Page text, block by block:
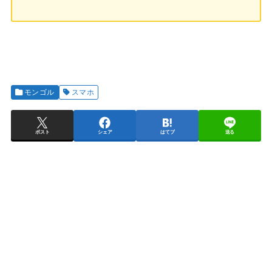
モンゴル スマホ
ポスト シェア はてブ 送る